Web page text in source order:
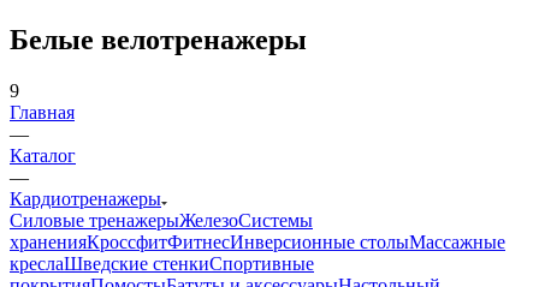
Белые велотренажеры
9
Главная
—
Каталог
—
Кардиотренажеры
Силовые тренажерыЖелезоСистемы
храненияКроссфитФитнесИнверсионные столыМассажные
креслаШведские стенкиСпортивные